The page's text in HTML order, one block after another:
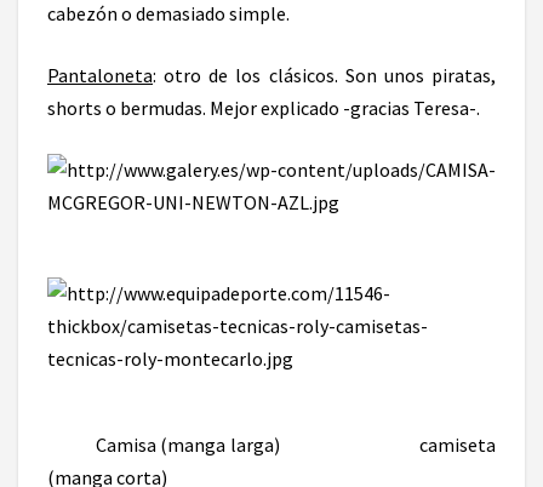
cabezón o demasiado simple.
Pantaloneta: otro de los clásicos. Son unos piratas,
shorts o bermudas. Mejor explicado -gracias Teresa-.
Camisa (manga larga) camiseta
(manga corta)